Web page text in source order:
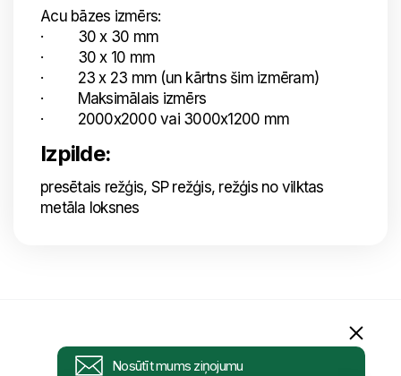
Acu bāzes izmērs:
· 30 x 30 mm
· 30 x 10 mm
· 23 x 23 mm (un kārtns šim izmēram)
· Maksimālais izmērs
· 2000x2000 vai 3000x1200 mm
Izpilde:
presētais režģis, SP režģis, režģis no vilktas
metāla loksnes
Nosūtīt mums ziņojumu
Informācija